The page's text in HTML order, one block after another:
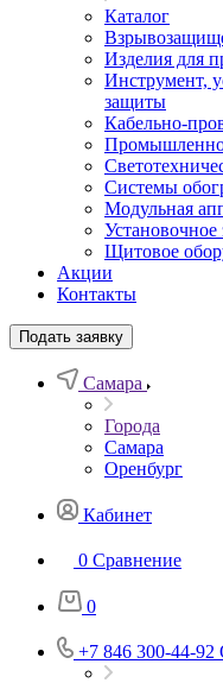
Каталог
Изделия для
Инструмент,
защиты
Кабельно-
Системы
Модульная
Установочное
Щитовое
Акции
Контакты
Подать заявку
Самара
Города
Самара
Оренбург
Кабинет
0 Сравнение
0
+7 846 300-44-92